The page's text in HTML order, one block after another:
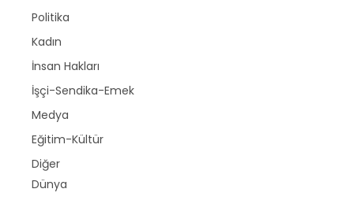
Politika
Kadın
İnsan Hakları
İşçi-Sendika-Emek
Medya
Eğitim-Kültür
Diğer
Dünya